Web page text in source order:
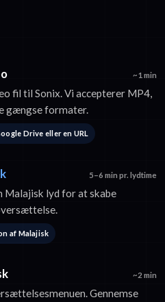
~1 min
fil til Sonix. Vi accepterer MP4,
gængse formater.
Drive eller en URL
5–6 min pr. lydtime
Malajisk lyd for at skabe
af Malajisk
~2 min
Gennemse